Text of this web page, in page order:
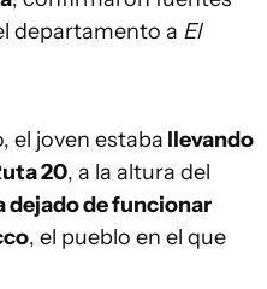
departamento a El
el joven estaba llevando
20, a la altura del
dejado de funcionar
, el pueblo en el que